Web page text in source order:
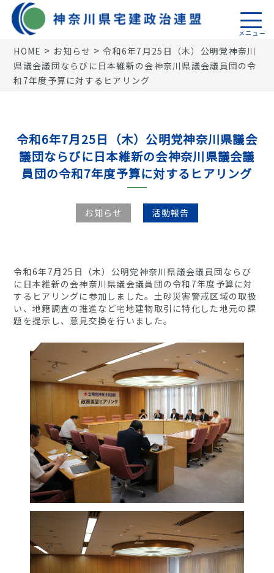
トップページ
税制関係
18地区連盟
神奈川県宅建政治連盟
HOME > お知らせ >令和6年7月25日（木）公明党神奈川
県議会議団ならびに日本維新の会神奈川県議会議員団の令
和7年度予算に対するヒアリング
令和6年7月25日（木）公明党神奈川県議会
議団ならびに日本維新の会神奈川県議会議
員団の令和7年度予算に対するヒアリング
お知らせ 活動報告
令和6年7月25日（木）公明党神奈川県議会議員団ならび
に日本維新の会神奈川県議会議員団の令和7年度予算に対
するヒアリングに参加しました。土砂災害警戒区域の取扱
い、地籍調査の推進など宅地建物取引に特化した地元の課
題を提示し、意見交換を行いました。